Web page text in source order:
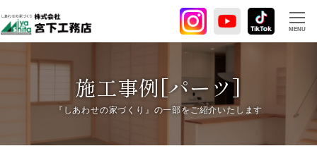
イ
ン
へ
MENU
施工事例[パーツ]